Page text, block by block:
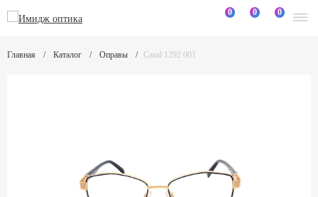
0 0 0
Главная Каталог Оправы Cazal 1292 001